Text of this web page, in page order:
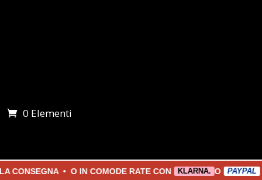
0 Elementi
• O IN COMODE RATE CON KLARNA. O PAYPAL